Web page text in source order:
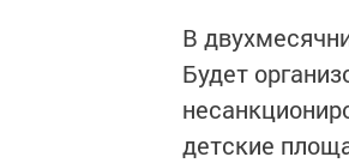
В
Будет
детские